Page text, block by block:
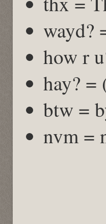
wayd?
how r
hay? =
btw =
nvm =